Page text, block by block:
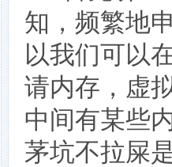
知，频繁地
以我们可以
请内存，虚
中间有某些
茅坑不拉屎